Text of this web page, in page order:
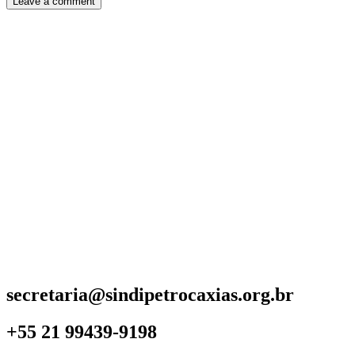
secretaria@sindipetrocaxias.org.br
+55 21 99439-9198